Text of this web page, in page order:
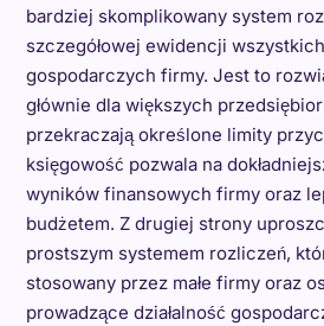
bardziej skomplikowany system
szczegółowej ewidencji
gospodarczych firmy. Jest to
głównie dla większych
przekraczają określone limity
księgowość pozwala na
wyników finansowych firmy oraz
budżetem. Z drugiej strony
prostszym systemem rozliczeń,
stosowany przez małe firmy oraz
prowadzące działalność